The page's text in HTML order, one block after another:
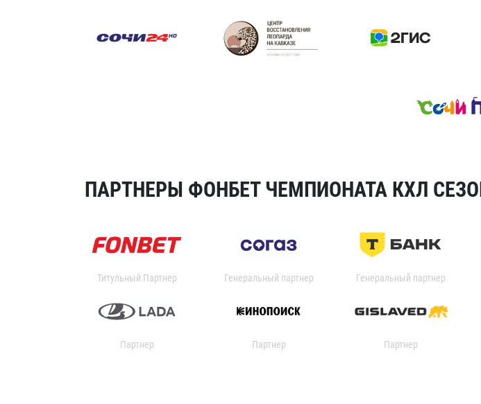
ПАРТНЕРЫ ФОНБЕТ ЧЕМПИОНАТА КХЛ
Титульный Партнер Генеральный партнер Генеральный партнер
Партнер Партнер Партнер